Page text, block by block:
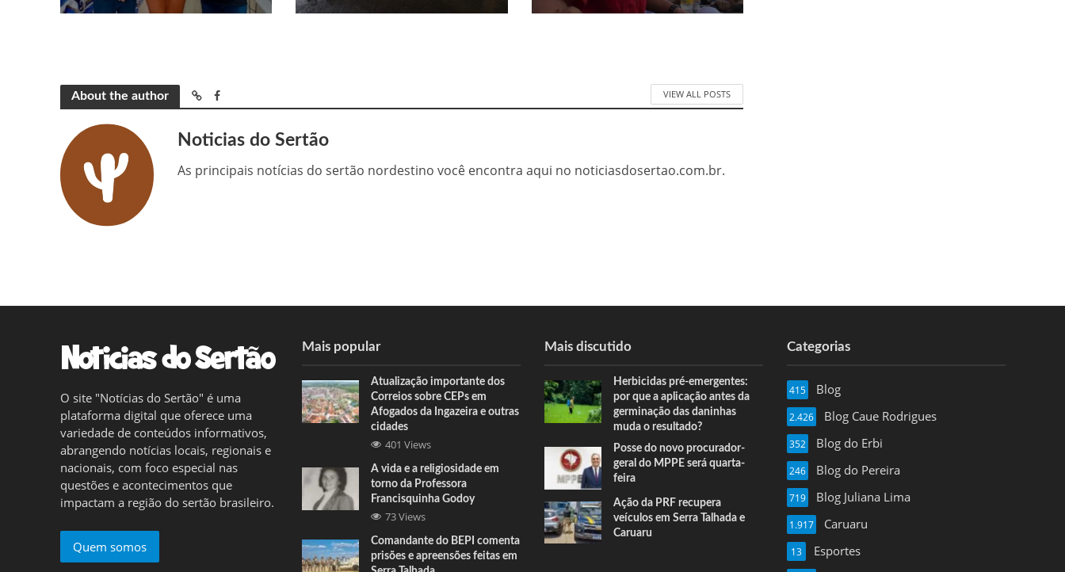
About the author VIEW ALL POSTS
Noticias do Sertão
As principais notícias do sertão nordestino você encontra aqui no noticiasdosertao.com.br.
O site "Notícias do Sertão" é uma
plataforma digital que oferece uma
variedade de conteúdos informativos,
abrangendo notícias locais, regionais e
nacionais, com foco especial nas
questões e acontecimentos que
impactam a região do sertão brasileiro.
Quem somos
Mais popular
Atualização importante dos
Correios sobre CEPs em
Afogados da Ingazeira e outras
cidades
401 Views
A vida e a religiosidade em
torno da Professora
Francisquinha Godoy
73 Views
Comandante do BEPI comenta
prisões e apreensões feitas em
Mais discutido
Herbicidas pré-emergentes:
por que a aplicação antes da
germinação das daninhas
muda o resultado?
Posse do novo procurador-
geral do MPPE será quarta-
feira
Ação da PRF recupera
veículos em Serra Talhada e
Caruaru
Categorias
Blog
415
Blog Caue Rodrigues
2.426
Blog do Erbi
352
Blog do Pereira
246
Blog Juliana Lima
719
Caruaru
1.917
Esportes
13